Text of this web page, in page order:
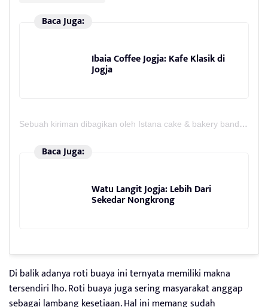
Baca Juga:
Ibaia Coffee Jogja: Kafe Klasik di
Jogja
Sebuah kiriman dibagikan oleh Istana cake & bakery bandung (@kuebasahbandungenak)
Baca Juga:
Watu Langit Jogja: Lebih Dari
Sekedar Nongkrong
Di balik adanya roti buaya ini ternyata memiliki makna
tersendiri lho. Roti buaya juga sering masyarakat anggap
sebagai lambang kesetiaan. Hal ini memang sudah